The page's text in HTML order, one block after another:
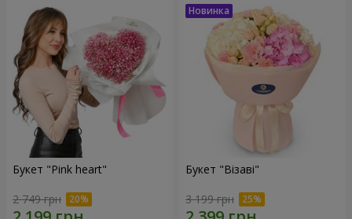
Букет "Pink heart"
2 749 грн
Букет "Візаві"
3 199 грн